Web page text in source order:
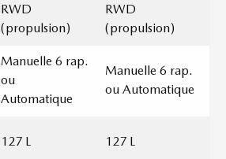
RWD
(propulsion)
RWD
(propulsion)
Manuelle 6 rap.
ou
Automatique
Manuelle 6 rap.
ou Automatique
127 L 127 L